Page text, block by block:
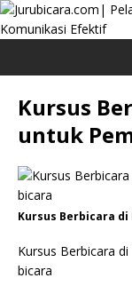
Kursus
untuk
Kursus Berbicara
Kursus Berbicara
bicara